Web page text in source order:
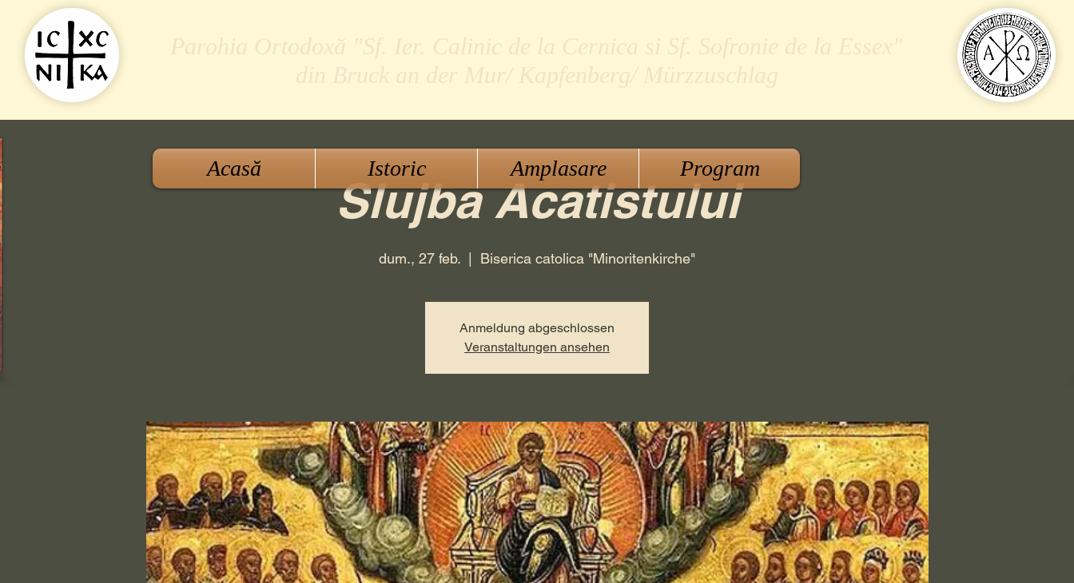
Slujba Acatistului
dum., 27 feb. Biserica catolica "Minoritenkirche"
Anmeldung abgeschlossen
Veranstaltungen ansehen
Acasă Istoric Amplasare Program